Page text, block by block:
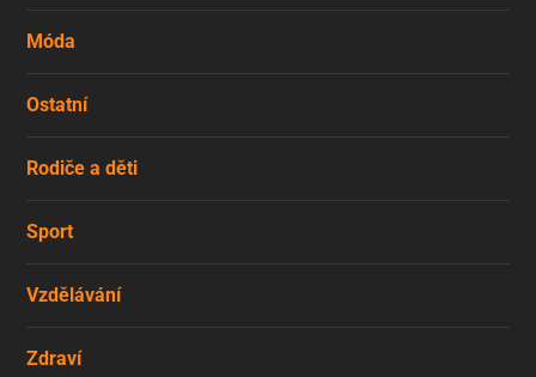
Móda
Ostatní
Rodiče a děti
Sport
Vzdělávání
Zdraví